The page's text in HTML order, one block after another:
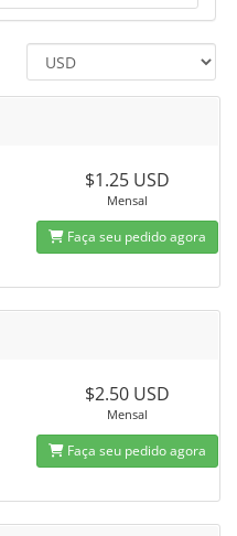
$1.25 USD
Mensal
Faça seu pedido agora
$2.50 USD
Mensal
Faça seu pedido agora